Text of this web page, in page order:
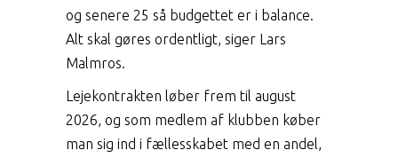
og senere 25 så budgettet er i balance.
Alt skal gøres ordentligt, siger Lars
Malmros.
Lejekontrakten løber frem til august
2026, og som medlem af klubben køber
man sig ind i fællesskabet med en andel,